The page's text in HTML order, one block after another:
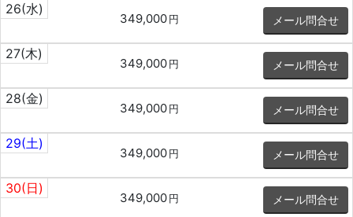
26(水)
349,000 円 メール問合せ
27(木)
349,000 円 メール問合せ
28(金)
349,000 円 メール問合せ
29(土)
349,000 円 メール問合せ
30(日)
349,000 円 メール問合せ